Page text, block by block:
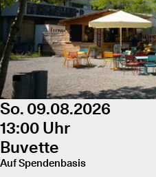
So. 09.08.2026
13:00 Uhr
Buvette
Auf Spendenbasis